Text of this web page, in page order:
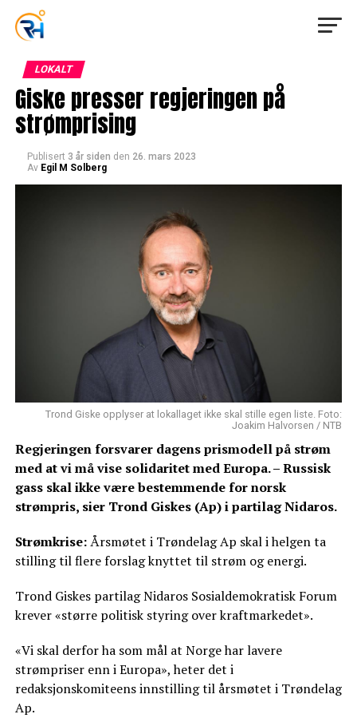
LOKALT
Giske presser regjeringen på
strømprising
Publisert 3 år siden den 26. mars 2023
Av Egil M Solberg
Trond Giske opplyser at lokallaget ikke skal stille egen liste. Foto:
Joakim Halvorsen / NTB
Regjeringen forsvarer dagens prismodell på strøm
med at vi må vise solidaritet med Europa. – Russisk
gass skal ikke være bestemmende for norsk
strømpris, sier Trond Giskes (Ap) i partilag Nidaros.
Strømkrise:Årsmøtet i Trøndelag Ap skal i helgen ta
stilling til flere forslag knyttet til strøm og energi.
Trond Giskes partilag Nidaros Sosialdemokratisk Forum
krever «større politisk styring over kraftmarkedet».
«Vi skal derfor ha som mål at Norge har lavere
strømpriser enn i Europa», heter det i
redaksjonskomiteens innstilling til årsmøtet i Trøndelag
Ap.